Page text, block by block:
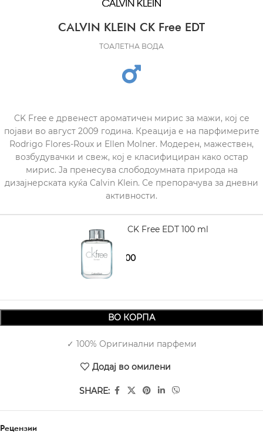
CALVIN KLEIN CK Free EDT
ТОАЛЕТНА ВОДА
CK Free е дрвенест ароматичен мирис за мажи, кој се
појави во август 2009 година. Креација е на парфимерите
Rodrigo Flores-Roux и Ellen Molner. Модерен, мажествен,
возбудувачки и свеж, кој е класифициран како остар
мирис. Jа пренесува слободоумната природа на
дизајнерската куќа Calvin Klein. Се препорачува за дневни
активности.
CALVIN KLEIN CK Free EDT 100 ml
2.640,001.860,00
ВО КОРПА
✓ 100% Оригинални парфеми
Додај во омилени
SHARE:
Рецензии